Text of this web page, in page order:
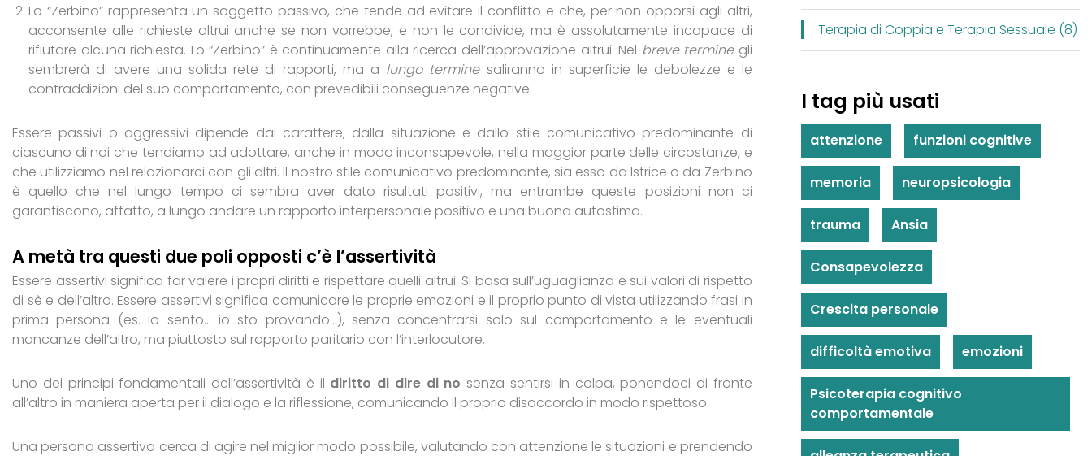
Lo “Zerbino” rappresenta un soggetto passivo, che tende ad evitare il conflitto e che, per non opporsi agli altri,
acconsente alle richieste altrui anche se non vorrebbe, e non le condivide, ma è assolutamente incapace di
rifiutare alcuna richiesta. Lo “Zerbino” è continuamente alla ricerca dell’approvazione altrui. Nel breve terminegli
sembrerà di avere una solida rete di rapporti, ma a lungo terminesaliranno in superficie le debolezze e le
contraddizioni del suo comportamento, con prevedibili conseguenze negative.
Essere passivi o aggressivi dipende dal carattere, dalla situazione e dallo stile comunicativo predominante di
ciascuno di noi che tendiamo ad adottare, anche in modo inconsapevole, nella maggior parte delle circostanze, e
che utilizziamo nel relazionarci con gli altri. Il nostro stile comunicativo predominante, sia esso da Istrice o da Zerbino
è quello che nel lungo tempo ci sembra aver dato risultati positivi, ma entrambe queste posizioni non ci
garantiscono, affatto, a lungo andare un rapporto interpersonale positivo e una buona autostima.
A metà tra questi due poli opposti c’è l’assertività
Essere assertivi significa far valere i propri diritti e rispettare quelli altrui. Si basa sull’uguaglianza e sui valori di rispetto
di sè e dell’altro. Essere assertivi significa comunicare le proprie emozioni e il proprio punto di vista utilizzando frasi in
prima persona (es. io sento… io sto provando…), senza concentrarsi solo sul comportamento e le eventuali
mancanze dell’altro, ma piuttosto sul rapporto paritario con l’interlocutore.
Uno dei principi fondamentali dell’assertività è il diritto di dire di no senza sentirsi in colpa, ponendoci di fronte
all’altro in maniera aperta per il dialogo e la riflessione, comunicando il proprio disaccordo in modo rispettoso.
Una persona assertiva cerca di agire nel miglior modo possibile, valutando con attenzione le situazioni e prendendo
Terapia di Coppia e Terapia Sessuale (8)
I tag più usati
attenzione funzioni cognitive
memoria neuropsicologia
trauma Ansia
Consapevolezza
Crescita personale
difficoltà emotiva emozioni
Psicoterapia cognitivo
comportamentale